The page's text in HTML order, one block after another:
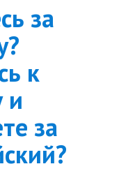
за
к
и
за